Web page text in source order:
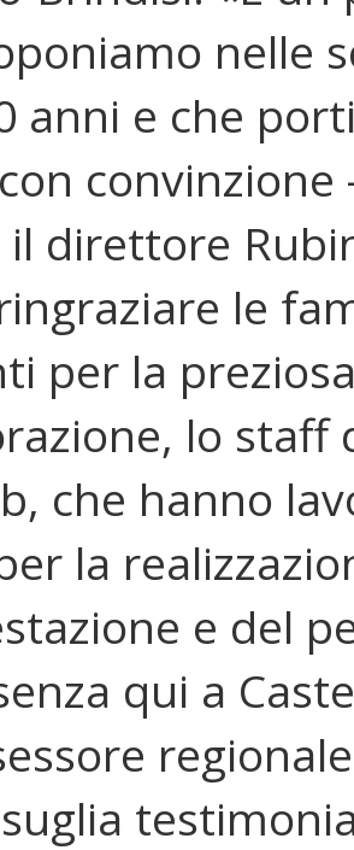
nelle
anni e che
convinzione
direttore
le
per la
lo staff
che hanno
la
e del
qui a
regionale